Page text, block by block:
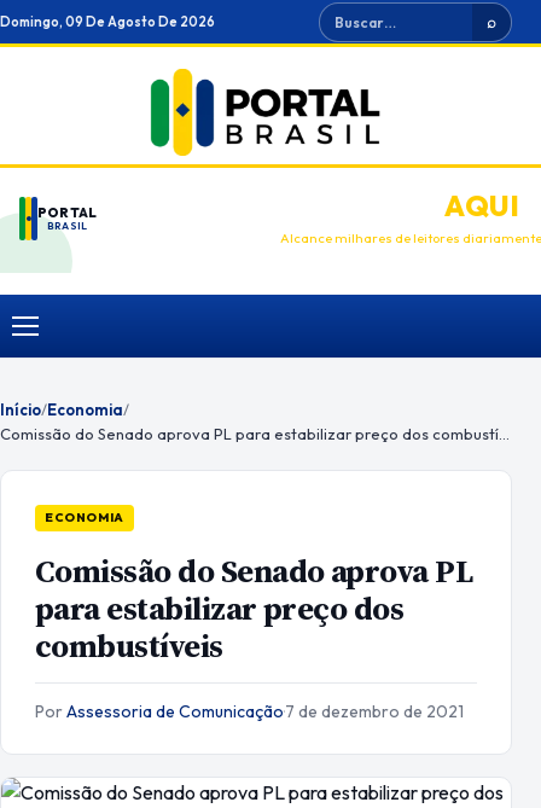
Ir
para
Domingo, 09 De Agosto De 2026 Buscar ⌕
PORTAL
BRASIL
ANUNCIEAQUI
Alcance milhares de leitores diariamente
Menu
Início/Economia/
ECONOMIA
Comissão do Senado aprova PL
para estabilizar preço dos
combustíveis
PorAssessoria de Comunicação·7 de dezembro de 2021